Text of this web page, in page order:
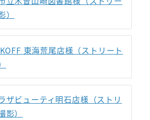
東海荒尾店様（ストリート
ザビューティ明石店様（ストリ
）